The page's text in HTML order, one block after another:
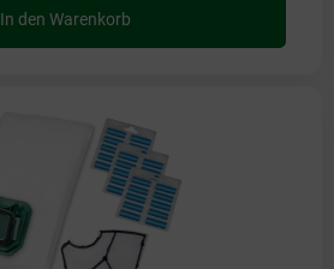
In den Warenkorb